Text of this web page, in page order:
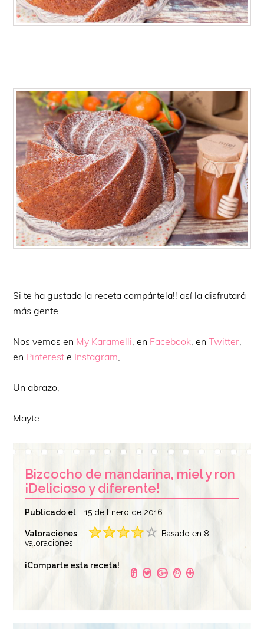
Si te ha gustado la receta compártela!! así la disfrutará
más gente
Nos vemos en My Karamelli, en Facebook, enTwitter,
en Pinterest e Instagram,
Un abrazo,
Mayte
Bizcocho de mandarina, miel y ron
¡Delicioso y diferente!
Publicado el 15 de Enero de 2016
Valoraciones
Basado en 8
valoraciones
¡Comparte esta receta!